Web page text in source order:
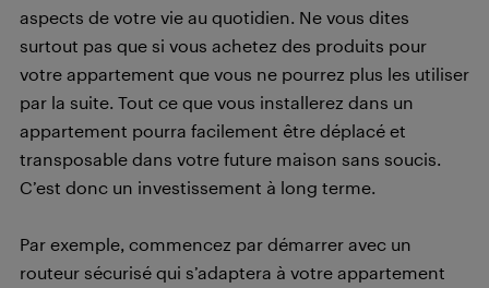
aspects de votre vie au quotidien. Ne vous dites
surtout pas que si vous achetez des produits pour
votre appartement que vous ne pourrez plus les utiliser
par la suite. Tout ce que vous installerez dans un
appartement pourra facilement être déplacé et
transposable dans votre future maison sans soucis.
C’est donc un investissement à long terme.
Par exemple, commencez par démarrer avec un
routeur sécurisé qui s’adaptera à votre appartement